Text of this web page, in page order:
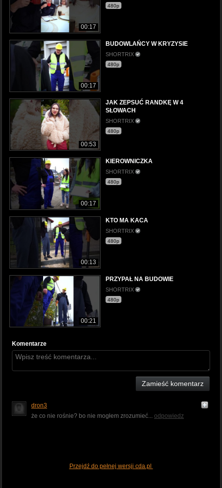
00:17
480p
00:17
BUDOWLAŃCY W KRYZYSIE
SHORTRIX
480p
00:53
JAK ZEPSUĆ RANDKĘ W 4
SŁOWACH
SHORTRIX
480p
00:17
KIEROWNICZKA
SHORTRIX
480p
00:13
KTO MA KACA
SHORTRIX
480p
00:21
PRZYPAŁ NA BUDOWIE
SHORTRIX
480p
Komentarze
Zamieść komentarz
dron3
że co nie rośnie? bo nie mogłem zrozumieć... odpowiedz
Przejdź do pełnej wersji cda.pl